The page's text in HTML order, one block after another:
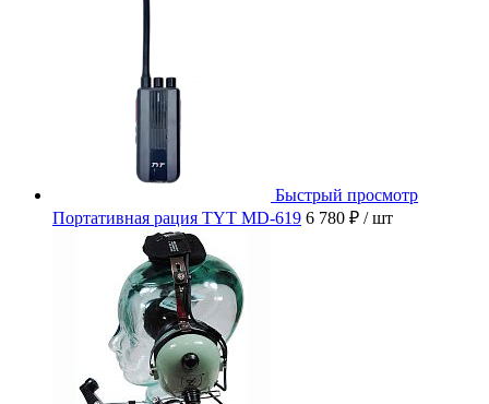
Быстрый просмотр
Портативная рация TYT MD-619 6 780 ₽ / шт